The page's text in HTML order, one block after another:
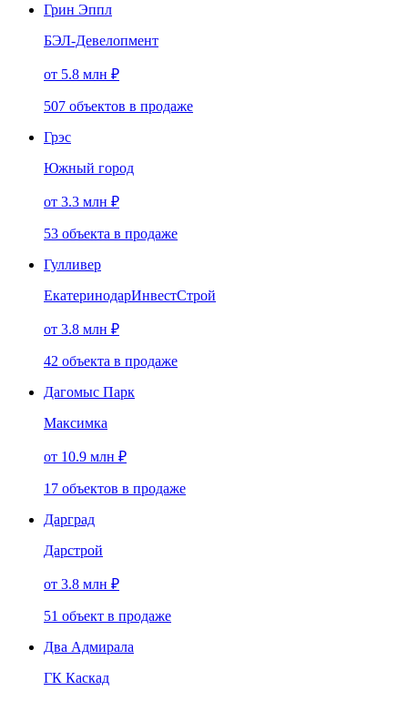
Грин Эппл
БЭЛ-Девелопмент
от 5.8 млн ₽
507 объектов в продаже
Грэс
Южный город
от 3.3 млн ₽
53 объекта в продаже
Гулливер
ЕкатеринодарИнвестСтрой
от 3.8 млн ₽
42 объекта в продаже
Дагомыс Парк
Максимка
от 10.9 млн ₽
17 объектов в продаже
Дарград
Дарстрой
от 3.8 млн ₽
51 объект в продаже
Два Адмирала
ГК Каскад